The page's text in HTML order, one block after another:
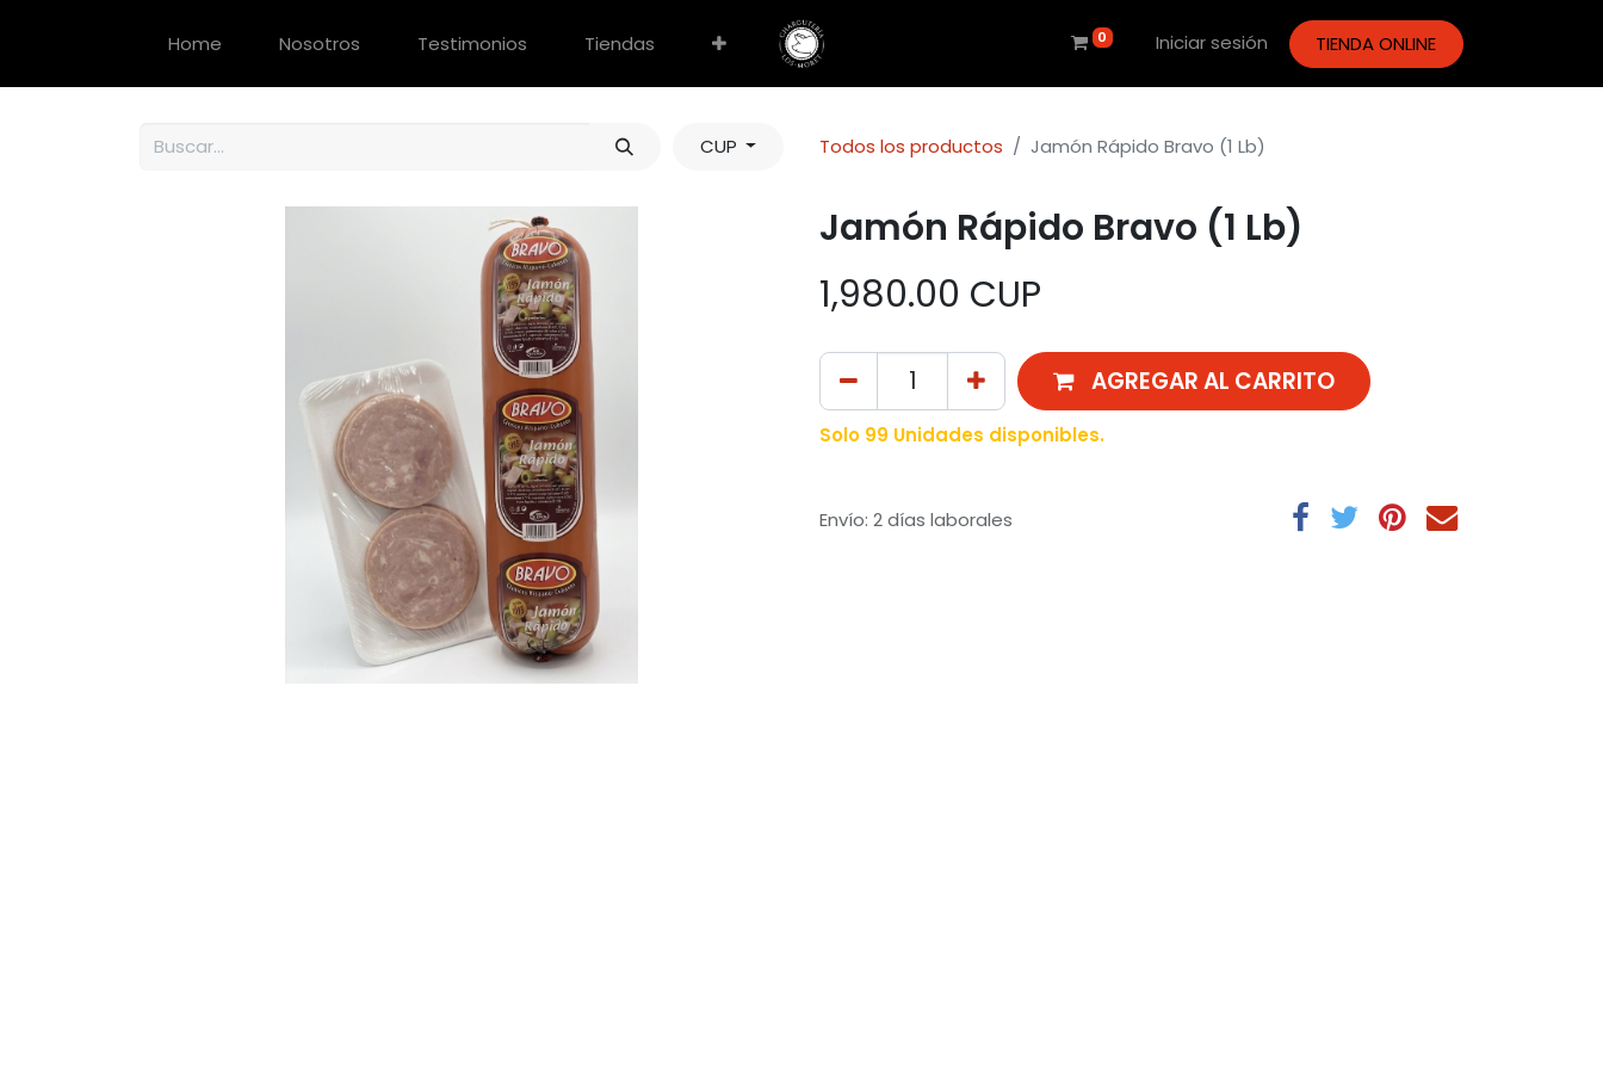
0 Iniciar sesión TIENDA ONLINE
Home Nosotros Testimonios Tiendas
CUP Todos los productos Jamón Rápido Bravo (1 Lb)
Jamón Rápido Bravo (1 Lb)
1,980.00 CUP
AGREGAR AL CARRITO
Solo 99 Unidades disponibles.
Envío: 2 días laborales